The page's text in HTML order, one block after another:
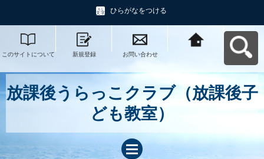
ひらがなをつける
このサイトについて 新規登録 お問い合わせ
放課後うらっこクラブ（放課後子
ども教室）